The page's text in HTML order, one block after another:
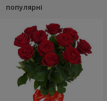
популярні